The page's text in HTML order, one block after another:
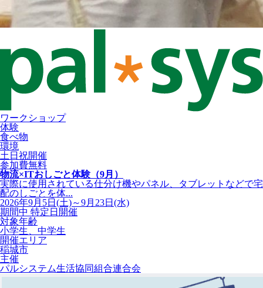
ワークショップ
体験
食べ物
環境
土日祝開催
参加費無料
物流×ITおしごと体験（9月）
実際に使用されている仕分け機やパネル、タブレットなどで宅
配のしごとを体...
2026年9月5日(土)～9月23日(水)
期間中 特定日開催
対象年齢
小学生、中学生
開催エリア
稲城市
主催
パルシステム生活協同組合連合会